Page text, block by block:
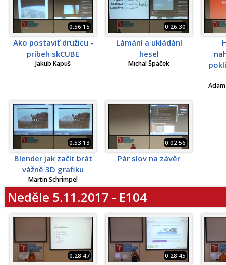
0:56:15
Ako postaviť družicu -
príbeh skCUBE
Jakub Kapuš
0:26:30
Lámání a ukládání
hesel
Michal Špaček
0:53:13
Blender jak začít brát
vážně 3D grafiku
Martin Schrimpel
0:02:56
Pár slov na závěr
Neděle 5.11.2017 - E104
0:28:47 0:28:45